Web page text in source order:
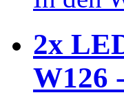
2x
W126